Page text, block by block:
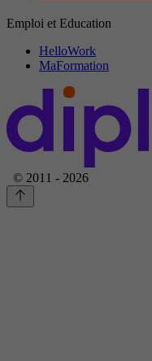
Emploi et Education
HelloWork
MaFormation
© 2011 - 2026